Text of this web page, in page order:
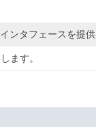
ンタフェースを提供
ます。